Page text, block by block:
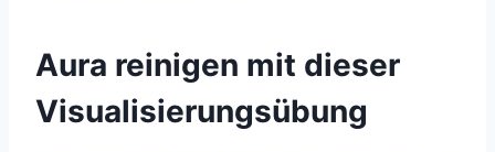
Aura reinigen mit dieser
Visualisierungsübung